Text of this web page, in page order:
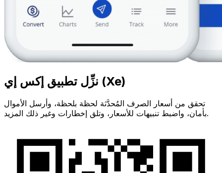
نزِّل تطبيق إكس إي (Xe)
تحقق من أسعار الصرف المُحدَّثة لحظة بلحظة، وأرسل الأموال
بأمان، واضبط تنبيهات للأسعار، وتلق إخطارات وغير ذلك المزيد.